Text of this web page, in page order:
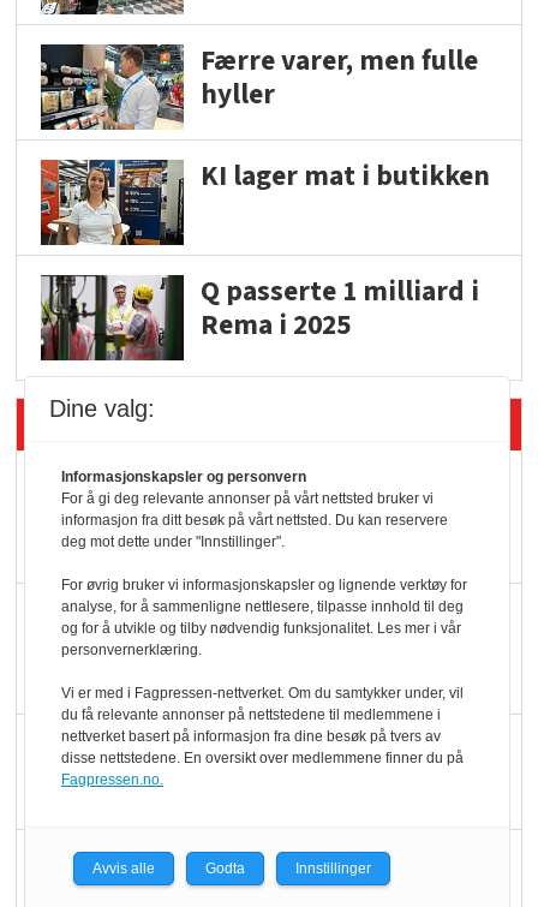
Færre varer, men fulle
hyller
KI lager mat i butikken
Q passerte 1 milliard i
Rema i 2025
Siste artikler - Økologisk
Kolonihagens norske
yoghurt: Trues av
melkemangel
Marit Kolby vant
Økologisk Norge sin
hederspris
Blir enklere å velge
Kolonihagen sliter
Dine valg:
Informasjonskapsler og personvern
For å gi deg relevante annonser på vårt nettsted bruker vi
informasjon fra ditt besøk på vårt nettsted. Du kan reservere
deg mot dette under "Innstillinger".
For øvrig bruker vi informasjonskapsler og lignende verktøy for
analyse, for å sammenligne nettlesere, tilpasse innhold til deg
og for å utvikle og tilby nødvendig funksjonalitet. Les mer i vår
personvernerklæring.
Vi er med i Fagpressen-nettverket. Om du samtykker under, vil
du få relevante annonser på nettstedene til medlemmene i
nettverket basert på informasjon fra dine besøk på tvers av
disse nettstedene. En oversikt over medlemmene finner du på
Fagpressen.no.
Avvis alle Godta Innstillinger